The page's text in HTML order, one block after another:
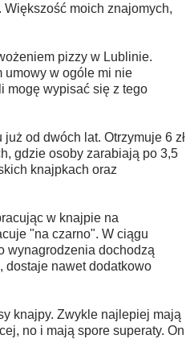
moich znajomych,
pizzy w Lublinie.
umowy w ogóle mi nie
mogę wypisać się z tego
od dwóch lat. Otrzymuje 6 zł
gdzie osoby zarabiają po 3,5
knajpkach oraz
w knajpie na
"na czarno". W ciągu
wynagrodzenia dochodzą
dostaje nawet dodatkowo
knajpy. Zwykle najlepiej mają
no i mają spore superaty. On